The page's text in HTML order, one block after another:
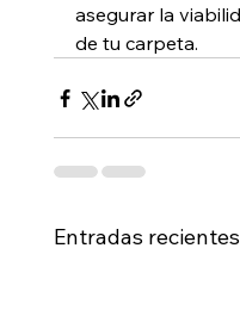
asegurar la
de tu carpeta.
Entradas recientes